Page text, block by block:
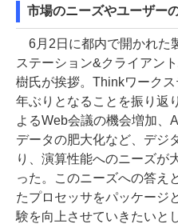
市場のニーズやユーザー
6月2日に都内で開かれた
ステーション&クライアン
樹氏が挨拶。Thinkワーク
年ぶりとなることを振り返
よるWeb会議の機会増加、
データの肥大化など、デジ
り、演算性能へのニーズが
った。このニーズへの答え
たプロセッサをパッケージ
験を向上させていきたいと